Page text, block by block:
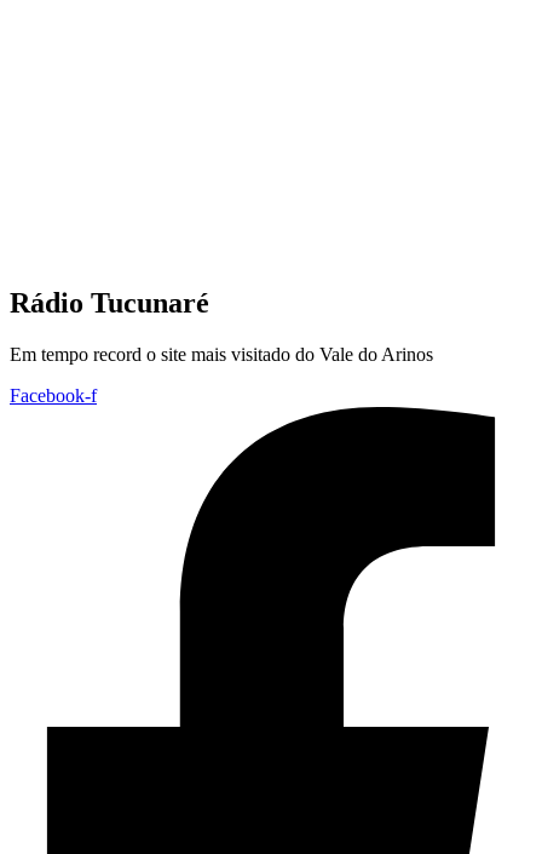
Rádio Tucunaré
Em tempo record o site mais visitado do Vale do Arinos
Facebook-f